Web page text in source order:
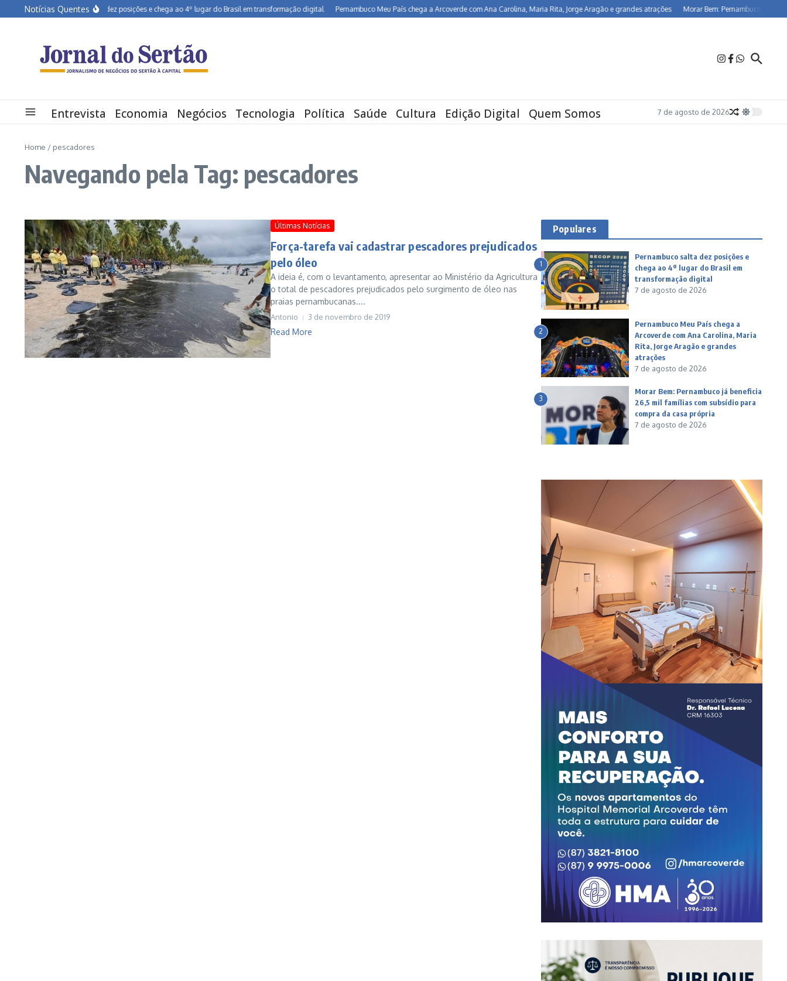
Ir para o conteúdo
Notícias Quentes
Pernambuco salta dez posições e chega ao 4º lugar do Brasil em transformação digital Pernambuco Meu País chega a Arcoverde com Ana Carolina, Maria Rita, Jorge Aragão e grandes atrações Morar Bem: Pernambuco já
Entrevista Economia Negócios Tecnologia Política Saúde Cultura Edição Digital Quem Somos 7 de agosto de 2026
Home / pescadores
Navegando pela Tag: pescadores
Últimas Notícias
Força-tarefa vai cadastrar pescadores prejudicados
pelo óleo
A ideia é, com o levantamento, apresentar ao Ministério da Agricultura
o total de pescadores prejudicados pelo surgimento de óleo nas
praias pernambucanas....
Antonio 3 de novembro de 2019
Read More
Populares
1
Pernambuco salta dez posições e
chega ao 4º lugar do Brasil em
transformação digital
7 de agosto de 2026
2
Pernambuco Meu País chega a
Arcoverde com Ana Carolina, Maria
Rita, Jorge Aragão e grandes
atrações
7 de agosto de 2026
3
Morar Bem: Pernambuco já beneficia
26,5 mil famílias com subsídio para
compra da casa própria
7 de agosto de 2026